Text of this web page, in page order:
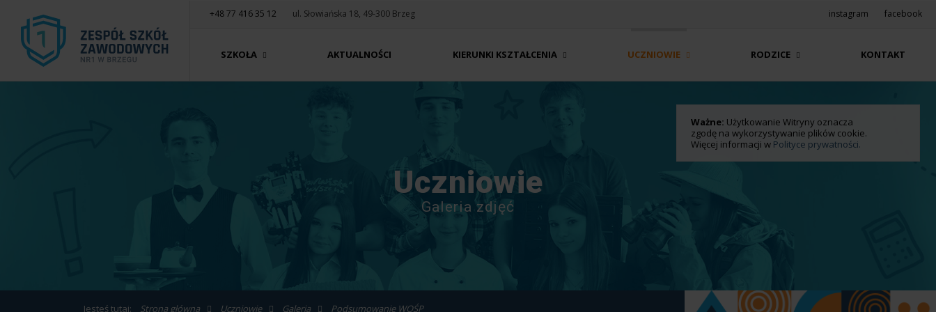
Ważne: Użytkowanie Witryny oznacza
zgodę na wykorzystywanie plików cookie.
Więcej informacji w Polityce prywatności.
+48 77 416 35 12 ul. Słowiańska 18, 49-300 Brzeg instagram facebook
SZKOŁA AKTUALNOŚCI KIERUNKI KSZTAŁCENIA UCZNIOWIE RODZICE KONTAKT
Uczniowie
Galeria zdjęć
Jesteś tutaj: Strona główna Uczniowie Galeria Podsumowanie WOŚP